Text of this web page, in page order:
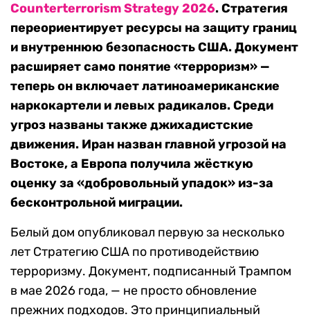
Counterterrorism Strategy 2026. Стратегия
переориентирует ресурсы на защиту границ
и внутреннюю безопасность США. Документ
расширяет само понятие «терроризм» —
теперь он включает латиноамериканские
наркокартели и левых радикалов. Среди
угроз названы также джихадистские
движения. Иран назван главной угрозой на
Востоке, а Европа получила жёсткую
оценку за «добровольный упадок» из-за
бесконтрольной миграции.
Белый дом опубликовал первую за несколько
лет Стратегию США по противодействию
терроризму. Документ, подписанный Трампом
в мае 2026 года, — не просто обновление
прежних подходов. Это принципиальный